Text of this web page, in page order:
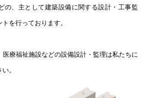
の、主として建築設備に関する設計・工事監
を行っております。
医療福祉施設などの設備設計・監理は私たちに
。